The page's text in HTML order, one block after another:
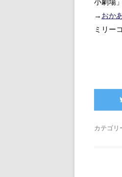
小劇場
→ おか
ミリー
カテゴリ